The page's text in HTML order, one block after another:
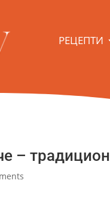
РЕЦЕПТИ
–